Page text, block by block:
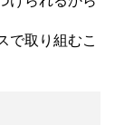
で取り組むこ